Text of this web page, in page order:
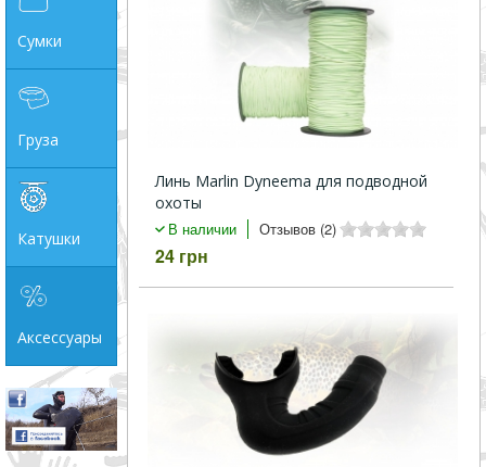
Сумки
Груза
Катушки
Аксессуары
Линь Marlin Dyneema для подводной
охоты
В наличии
Отзывов (2)
24 грн